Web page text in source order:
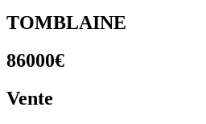
TOMBLAINE
86000€
Vente